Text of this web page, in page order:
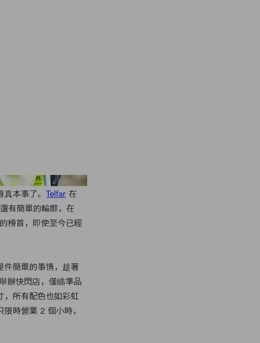
by Edward Berthelot/Getty Images
真本事了。Telfar 在
有簡單的輪廓，在
榜首，即使至今已經
件簡單的事情，趁著
舉辦快閃店，僅瞄準品
，所有配色也如彩虹
時營業 2 個小時，